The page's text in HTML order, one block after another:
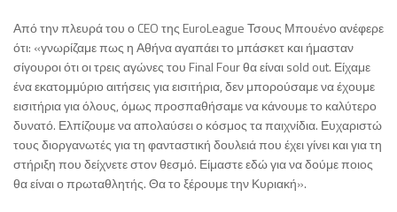
Από την πλευρά του ο CEO της EuroLeague Τσους Μπουένο ανέφερε
ότι: «γνωρίζαμε πως η Αθήνα αγαπάει το μπάσκετ και ήμασταν
σίγουροι ότι οι τρεις αγώνες του Final Four θα είναι sold out. Είχαμε
ένα εκατομμύριο αιτήσεις για εισιτήρια, δεν μπορούσαμε να έχουμε
εισιτήρια για όλους, όμως προσπαθήσαμε να κάνουμε το καλύτερο
δυνατό. Ελπίζουμε να απολαύσει ο κόσμος τα παιχνίδια. Ευχαριστώ
τους διοργανωτές για τη φανταστική δουλειά που έχει γίνει και για τη
στήριξη που δείχνετε στον θεσμό. Είμαστε εδώ για να δούμε ποιος
θα είναι ο πρωταθλητής. Θα το ξέρουμε την Κυριακή».